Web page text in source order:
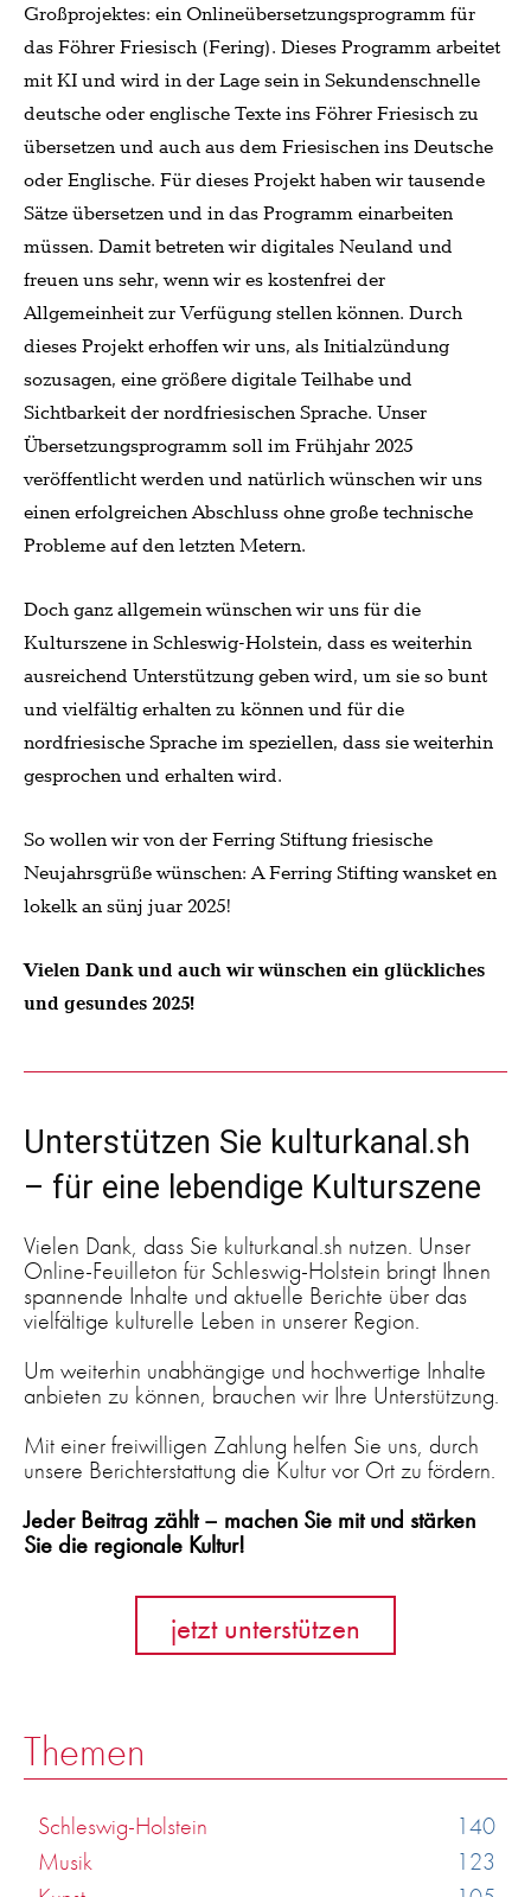
Großprojektes: ein Onlineübersetzungsprogramm für
das Föhrer Friesisch (Fering). Dieses Programm arbeitet
mit KI und wird in der Lage sein in Sekundenschnelle
deutsche oder englische Texte ins Föhrer Friesisch zu
übersetzen und auch aus dem Friesischen ins Deutsche
oder Englische. Für dieses Projekt haben wir tausende
Sätze übersetzen und in das Programm einarbeiten
müssen. Damit betreten wir digitales Neuland und
freuen uns sehr, wenn wir es kostenfrei der
Allgemeinheit zur Verfügung stellen können. Durch
dieses Projekt erhoffen wir uns, als Initialzündung
sozusagen, eine größere digitale Teilhabe und
Sichtbarkeit der nordfriesischen Sprache. Unser
Übersetzungsprogramm soll im Frühjahr 2025
veröffentlicht werden und natürlich wünschen wir uns
einen erfolgreichen Abschluss ohne große technische
Probleme auf den letzten Metern.
Doch ganz allgemein wünschen wir uns für die
Kulturszene in Schleswig-Holstein, dass es weiterhin
ausreichend Unterstützung geben wird, um sie so bunt
und vielfältig erhalten zu können und für die
nordfriesische Sprache im speziellen, dass sie weiterhin
gesprochen und erhalten wird.
So wollen wir von der Ferring Stiftung friesische
Neujahrsgrüße wünschen: A Ferring Stifting wansket en
lokelk an sünj juar 2025!
Vielen Dank und auch wir wünschen ein glückliches
und gesundes 2025!
Unterstützen Sie kulturkanal.sh
– für eine lebendige Kulturszene
Vielen Dank, dass Sie kulturkanal.sh nutzen. Unser
Online-Feuilleton für Schleswig-Holstein bringt Ihnen
spannende Inhalte und aktuelle Berichte über das
vielfältige kulturelle Leben in unserer Region.
Um weiterhin unabhängige und hochwertige Inhalte
anbieten zu können, brauchen wir Ihre Unterstützung.
Mit einer freiwilligen Zahlung helfen Sie uns, durch
unsere Berichterstattung die Kultur vor Ort zu fördern.
Jeder Beitrag zählt – machen Sie mit und stärken
Sie die regionale Kultur!
jetzt unterstützen
Themen
Schleswig-Holstein
140
Musik
123